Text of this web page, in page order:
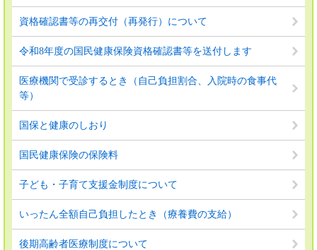
資格確認書等の再交付（再発行）について
令和8年度の国民健康保険資格確認書等を送付します
医療機関で受診するとき（自己負担割合、入院時の食事代
等）
国保と健康のしおり
国民健康保険の保険料
子ども・子育て支援金制度について
いったん全額自己負担したとき（療養費の支給）
後期高齢者医療制度について